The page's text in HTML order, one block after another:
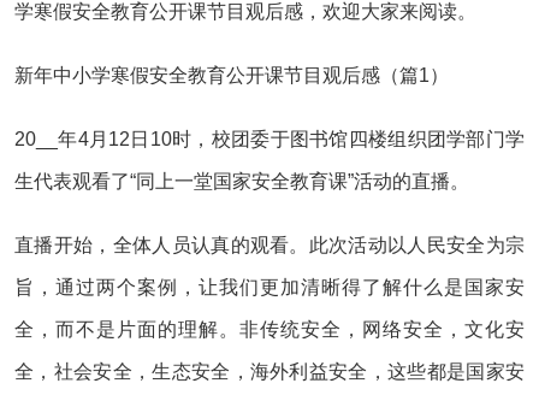
学寒假安全教育公开课节目观后感，欢迎大家来阅读。
新年中小学寒假安全教育公开课节目观后感（篇1）
20__年4月12日10时，校团委于图书馆四楼组织团学部门学
生代表观看了“同上一堂国家安全教育课”活动的直播。
直播开始，全体人员认真的观看。此次活动以人民安全为宗
旨，通过两个案例，让我们更加清晰得了解什么是国家安
全，而不是片面的理解。非传统安全，网络安全，文化安
全，社会安全，生态安全，海外利益安全，这些都是国家安